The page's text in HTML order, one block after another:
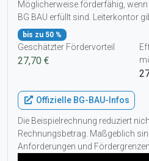
Möglicherweise förderfähig,
BG BAU erfüllt sind. Leiterkontor
bis zu 50 %
Geschätzter Fördervorteil
27,70 €
Offizielle BG-BAU-Infos
Die Beispielrechnung reduziert
Rechnungsbetrag. Maßgeblich
Anforderungen und Fördergrenzen